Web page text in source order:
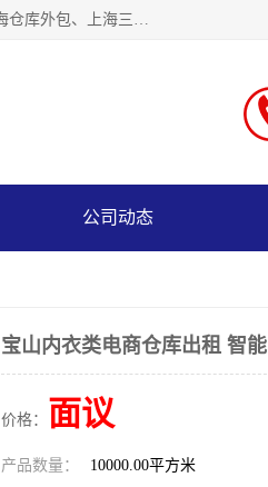
上海星力仓储服务有限公司从事：上海仓储服务、上海仓储库房、上海仓库代运营、上海仓库对外出租、上海仓库外包、上海三方仓储、上海电商仓储代发、上海电商代发货仓库、上海托管仓库、上海仓储配送。上海星力仓储服务有限公司现在拥有100个分仓、10万余平方的标准库房，精炼员工几百名，与几千家客户合作，公司已跻身上海仓储行业前列。欢迎来电咨询！
公司动态
宝山内衣类电商仓库出租 智
价格： 面议
产品数量： 10000.00平方米